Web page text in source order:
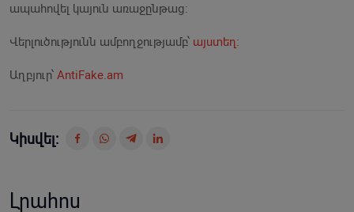
ապահովել կայուն առաջընթաց։
Վերլուծությունն ամբողջությամբ՝ այստեղ։
Աղբյուր՝ AntiFake.am
Կիսվել:
Լրահոս